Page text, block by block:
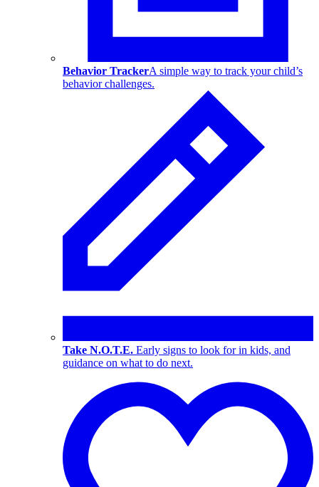
Behavior TrackerA simple way to track your child’s
behavior challenges.
Take N.O.T.E. Early signs to look for in kids, and
guidance on what to do next.